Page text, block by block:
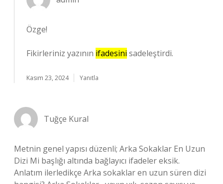
Özge!
Fikirleriniz yazının ifadesini sadeleştirdi.
Kasım 23, 2024 Yanıtla
Tuğçe Kural
Metnin genel yapısı düzenli; Arka Sokaklar En Uzun
Dizi Mi başlığı altında bağlayıcı ifadeler eksik.
Anlatım ilerledikçe Arka sokaklar en uzun süren dizi